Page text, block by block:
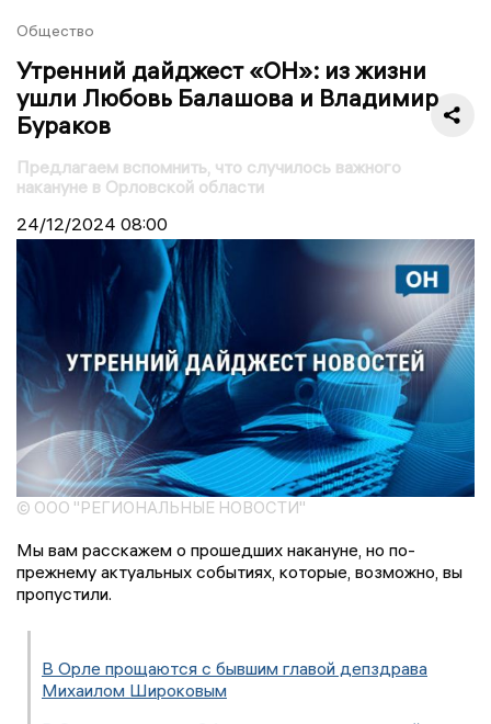
Общество
Утренний дайджест «ОН»: из жизни
ушли Любовь Балашова и Владимир
Бураков
Предлагаем вспомнить, что случилось важного
накануне в Орловской области
24/12/2024 08:00
© ООО "РЕГИОНАЛЬНЫЕ НОВОСТИ"
Мы вам расскажем о прошедших накануне, но по-
прежнему актуальных событиях, которые, возможно, вы
пропустили.
В Орле прощаются с бывшим главой депздрава
Михаилом Широковым